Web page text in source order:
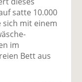
satte 10.000
mit einem
im
Bett aus